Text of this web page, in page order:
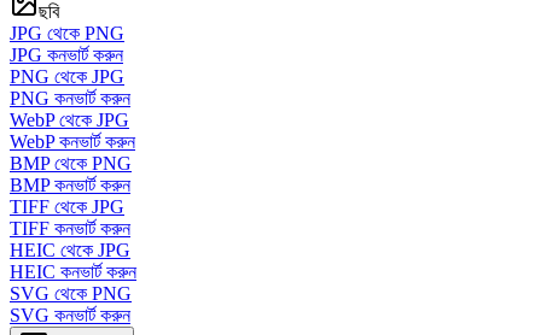
ছবি
JPG থেকে PNG
JPG কনভার্ট করুন
PNG থেকে JPG
PNG কনভার্ট করুন
WebP থেকে JPG
WebP কনভার্ট করুন
BMP থেকে PNG
BMP কনভার্ট করুন
TIFF থেকে JPG
TIFF কনভার্ট করুন
HEIC থেকে JPG
HEIC কনভার্ট করুন
SVG থেকে PNG
SVG কনভার্ট করুন